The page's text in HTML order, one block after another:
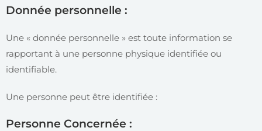
Donnée personnelle :
Une « donnée personnelle » est toute information se
rapportant à une personne physique identifiée ou
identifiable.
Une personne peut être identifiée :
Personne Concernée :